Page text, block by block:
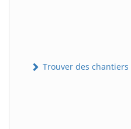
Trouver des chantiers